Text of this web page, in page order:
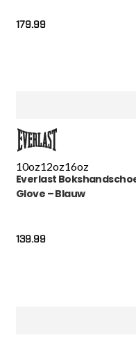
179.99
10oz12oz16oz
Everlast
Glove – Blauw
139.99